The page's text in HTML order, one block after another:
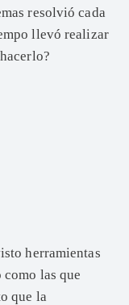
resolvió cada
llevó realizar
herramientas
como las que
que la